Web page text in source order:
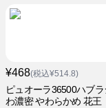
¥468(税込¥514.8)
ピュオーラ36500ハブ
わ濃密 やわらかめ 花王